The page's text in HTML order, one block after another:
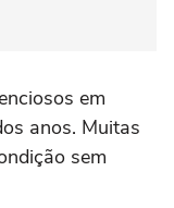
em
anos. Muitas
sem